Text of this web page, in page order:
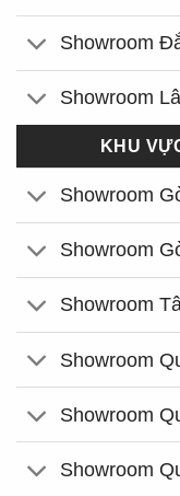
Showroom
Showroom
KHU
Showroom
Showroom
Showroom
Showroom
Showroom
Showroom